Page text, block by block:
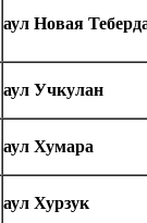
аул Новая
аул Учкулан
аул Хумара
аул Хурзук